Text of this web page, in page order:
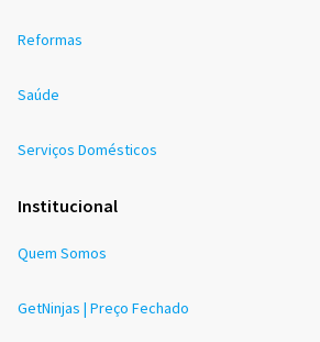
Reformas
Saúde
Serviços Domésticos
Institucional
Quem Somos
GetNinjas | Preço Fechado